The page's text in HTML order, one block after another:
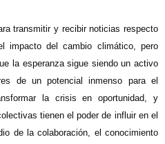
transmitir y recibir noticias respecto
impacto del cambio climático, pero
la esperanza sigue siendo un activo
de un potencial inmenso para el
la crisis en oportunidad, y
tienen el poder de influir en el
de la colaboración, el conocimiento